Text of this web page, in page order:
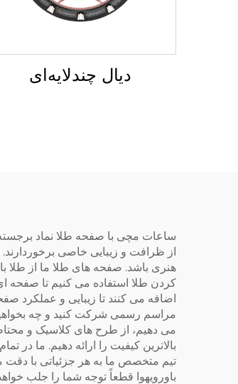
دیال چندلایه‌ای
ساعات مچی با صفحه طلا نماد
هنری باشد. صفحه های طلا ما از طلا
کردن طلا استفاده می کنیم تا
اضافه می کنند تا زیبایی و عملکرد
مراسم رسمی شرکت کنید و چه
می دهیم، از طرح های کلاسیک و
بالاترین کیفیت را ارائه دهیم. ما
تیم متخصص ما به هر جزئیاتی با
باورویهوا قطعاً توجه شما را جلب